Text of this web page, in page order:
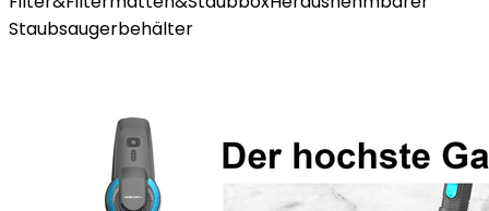
Staubsaugerbehälter